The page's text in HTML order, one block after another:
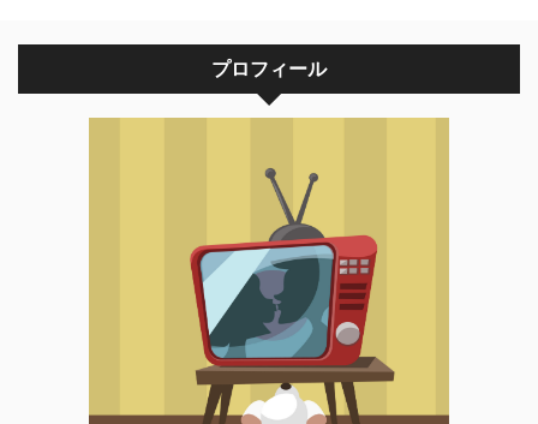
プロフィール